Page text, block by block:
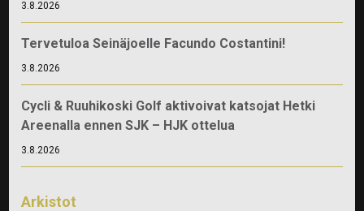
3.8.2026
Tervetuloa Seinäjoelle Facundo Costantini!
3.8.2026
Cycli & Ruuhikoski Golf aktivoivat katsojat Hetki
Areenalla ennen SJK – HJK ottelua
3.8.2026
Arkistot